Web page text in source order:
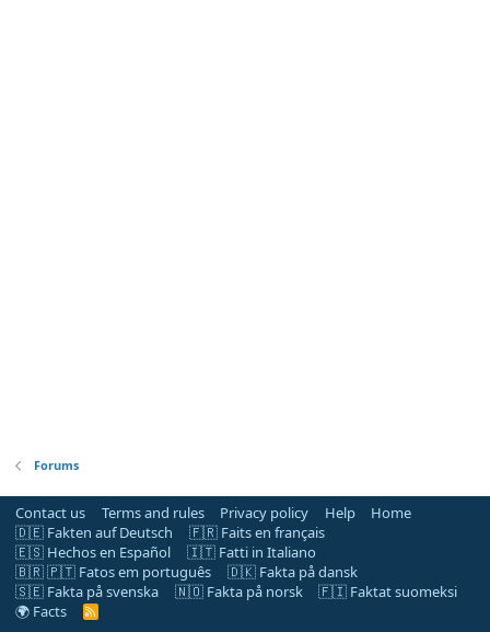
Forums
Contact us Terms and rules Privacy policy Help
Home
🇩🇪 Fakten auf Deutsch
🇫🇷 Faits en français
🇪🇸 Hechos en Español
🇮🇹 Fatti in Italiano
🇧🇷 🇵🇹 Fatos em português
🇩🇰 Fakta på dansk
🇸🇪 Fakta på svenska
🇳🇴 Fakta på norsk
🇫🇮 Faktat suomeksi
🌍 Facts
R